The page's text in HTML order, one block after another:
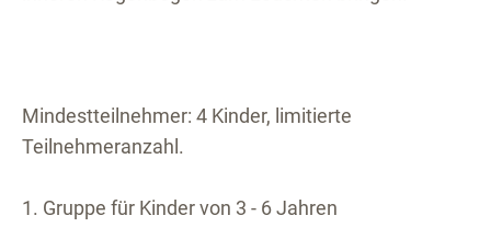
Mindestteilnehmer: 4 Kinder, limitierte
Teilnehmeranzahl.
1. Gruppe für Kinder von 3 - 6 Jahren